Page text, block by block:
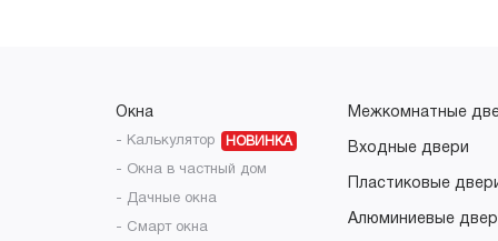
Окна
- Калькулятор НОВИНКА
- Окна в частный дом
- Дачные окна
- Смарт окна
Межкомнатные
Входные двери
Пластиковые
Алюминиевые